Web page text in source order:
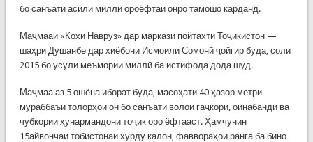
бо санъати асили миллӣ ороёфтаи онро тамошо карданд.
Маҷмааи «Кохи Наврӯз» дар маркази пойтахти Тоҷикистон —
шаҳри Душанбе дар хиёбони Исмоили Сомонӣ ҷойгир буда, соли
2015 бо усули меъмории миллӣ ба истифода дода шуд.
Маҷмаа аз 5 ошёна иборат буда, масоҳати 40 ҳазор метри
мураббаъи толорҳои он бо санъати волои гаҷкорӣ, оинабандӣ ва
чубкории ҳунармандони тоҷик оро ёфтааст. Ҳамчунин
15айвончаи тобистонаи хурду калон, фаввораҳои ранга ба бино